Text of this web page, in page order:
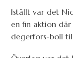
Iställt var det
en fin aktion
degerfors-boll